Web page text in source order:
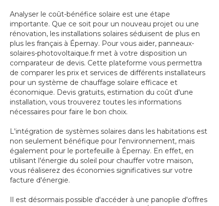
Analyser le coût-bénéfice solaire est une étape
importante. Que ce soit pour un nouveau projet ou une
rénovation, les installations solaires séduisent de plus en
plus les français à Épernay. Pour vous aider, panneaux-
solaires-photovoltaique.fr met à votre disposition un
comparateur de devis. Cette plateforme vous permettra
de comparer les prix et services de différents installateurs
pour un système de chauffage solaire efficace et
économique. Devis gratuits, estimation du coût d'une
installation, vous trouverez toutes les informations
nécessaires pour faire le bon choix.
L'intégration de systèmes solaires dans les habitations est
non seulement bénéfique pour l'environnement, mais
également pour le portefeuille à Épernay. En effet, en
utilisant l'énergie du soleil pour chauffer votre maison,
vous réaliserez des économies significatives sur votre
facture d'énergie.
Il est désormais possible d'accéder à une panoplie d'offres